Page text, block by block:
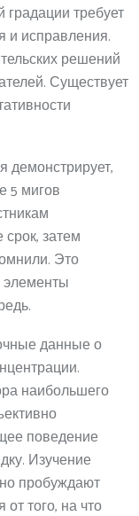
требует
и исправления.
решений
Существует
демонстрирует,
5 мигов
затем
Это
элементы
данные о
наибольшего
поведение
Изучение
пробуждают
от того, на что